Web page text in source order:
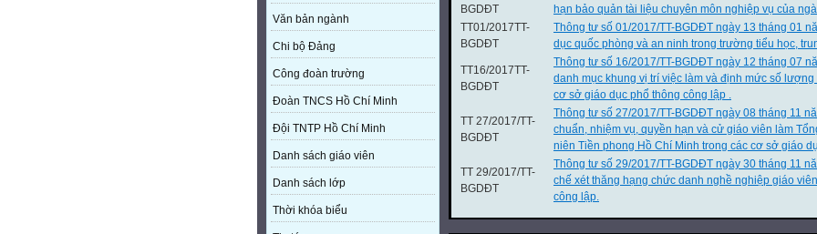
Văn bản ngành
Chi bộ Đảng
Công đoàn trường
Đoàn TNCS Hồ Chí Minh
Đội TNTP Hồ Chí Minh
Danh sách giáo viên
Danh sách lớp
Thời khóa biểu
BGDĐT
hạn bảo quản tài liệu chuyên môn nghiệp vụ của
TT01/2017TT-
BGDĐT
Thông tư số 01/2017/TT-BGDĐT ngày 13 tháng 01
dục quốc phòng và an ninh trong trường tiểu học,
TT16/2017TT-
BGDĐT
Thông tư số 16/2017/TT-BGDĐT ngày 12 tháng 07
danh mục khung vị trí việc làm và định mức số
cơ sở giáo dục phổ thông công lập .
TT 27/2017/TT-
BGDĐT
Thông tư số 27/2017/TT-BGDĐT ngày 08 tháng 11
chuẩn, nhiệm vụ, quyền hạn và cử giáo viên làm
niên Tiền phong Hồ Chí Minh trong các cơ sở giáo
TT 29/2017/TT-
BGDĐT
Thông tư số 29/2017/TT-BGDĐT ngày 30 tháng 11
chế xét thăng hạng chức danh nghề nghiệp giáo
công lập.